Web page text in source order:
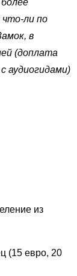
ли по
в
(доплата
аудиогидами)
из
(15 евро, 20